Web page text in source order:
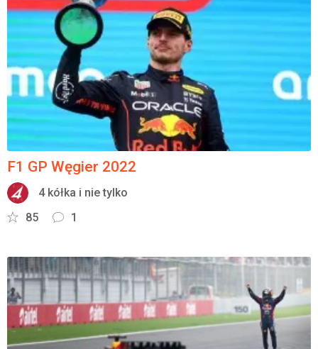
F1 GP Węgier 2022
4 kółka i nie tylko
85
1